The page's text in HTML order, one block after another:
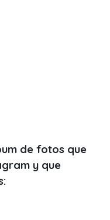
de fotos que
y que